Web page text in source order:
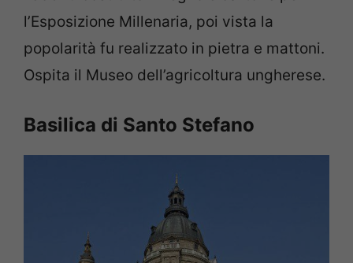
l’Esposizione Millenaria, poi vista la
popolarità fu realizzato in pietra e mattoni.
Ospita il Museo dell’agricoltura ungherese.
Basilica di Santo Stefano